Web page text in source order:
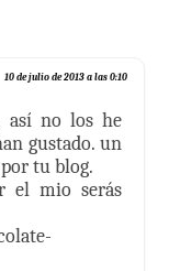
10 de julio de 2013 a las 0:10
así no los he
gustado. un
tu blog.
el mio serás